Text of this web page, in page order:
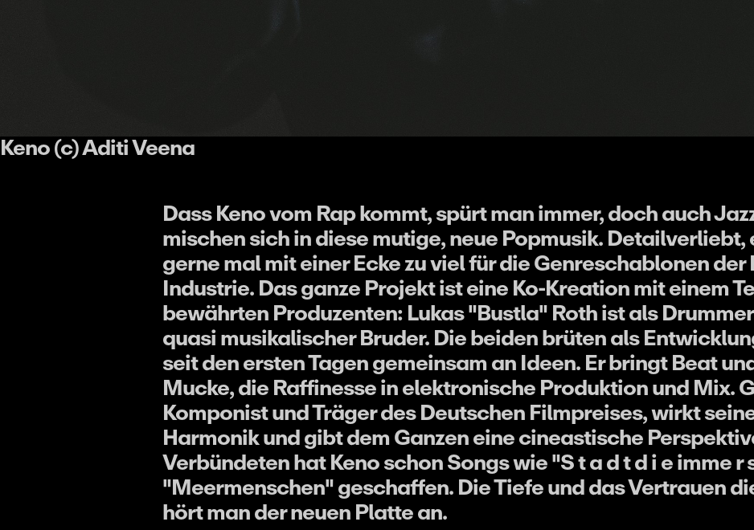
Keno (c) Aditi Veena
Dass Keno vom Rap kommt, spürt man immer, doch auch
mischen sich in diese mutige, neue Popmusik.
gerne mal mit einer Ecke zu viel für die Genreschablonen
Industrie. Das ganze Projekt ist eine Ko-Kreation mit einem
bewährten Produzenten: Lukas "Bustla" Roth ist als
quasi musikalischer Bruder. Die beiden brüten als
seit den ersten Tagen gemeinsam an Ideen. Er bringt Beat
Mucke, die Raffinesse in elektronische Produktion und Mix.
Komponist und Träger des Deutschen Filmpreises, wirkt
Harmonik und gibt dem Ganzen eine cineastische
Verbündeten hat Keno schon Songs wie "S t a d t d i e imme r
"Meermenschen" geschaffen. Die Tiefe und das Vertrauen
hört man der neuen Platte an.